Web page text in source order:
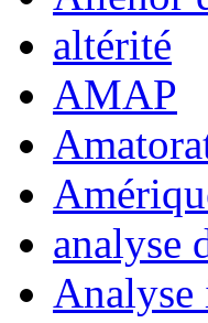
altérité
AMAP
analyse
Analyse